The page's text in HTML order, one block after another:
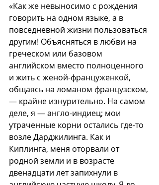
«Как же невыносимо с рождения
говорить на одном языке, а в
повседневной жизни пользоваться
другим! Объясняться в любви на
греческом или базовом
английском вместо полноценного
и жить с женой-француженкой,
общаясь на ломаном французском,
— крайне изнурительно. На самом
деле, я — англо-индиец; мои
утраченные корни остались где-то
возле Дарджилинга. Как и
Киплинга, меня оторвали от
родной земли и в возрасте
двенадцати лет запихнули в